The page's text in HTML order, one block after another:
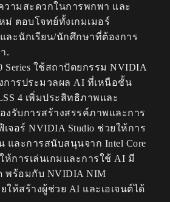
วามสะดวกในการพกพา และ
ม่ ตอบโจทย์ทั้งเกมเมอร์
ละนักเรียน/นักศึกษาที่ต้องการ
.
Series ใช้สถาปัตยกรรม NVIDIA
การประมวลผล AI ที่เหนือชั้น
4 เพิ่มประสิทธิภาพและ
งรับการสร้างสรรค์ภาพและการ
เจอร์ NVIDIA Studio ช่วยให้การ
และการสนับสนุนจาก Intel Core
ให้การเล่นเกมและการใช้ AI มี
พร้อมกับ NVIDIA NIM
ยให้สร้างผู้ช่วย AI และเอเจนต์ได้